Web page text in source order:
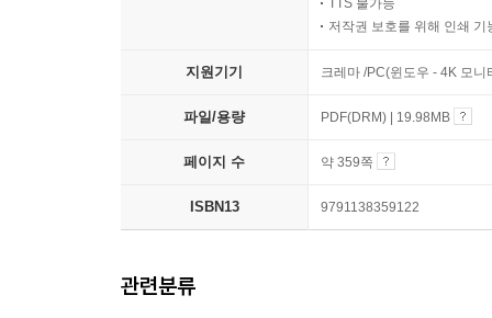
TTS 불가능
저작권 보호를 위해 인쇄 기
지원기기 크레마 /PC(윈도우 - 4K 모
파일/용량 PDF(DRM) | 19.98MB
페이지 수 약 359쪽
ISBN13 9791138359122
관련분류